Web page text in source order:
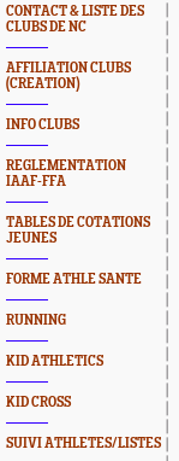
CONTACT & LISTE DES
CLUBS DE NC
AFFILIATION CLUBS
(CREATION)
INFO CLUBS
REGLEMENTATION
IAAF-FFA
TABLES DE COTATIONS
JEUNES
FORME ATHLE SANTE
RUNNING
KID ATHLETICS
KID CROSS
SUIVI ATHLETES/LISTES